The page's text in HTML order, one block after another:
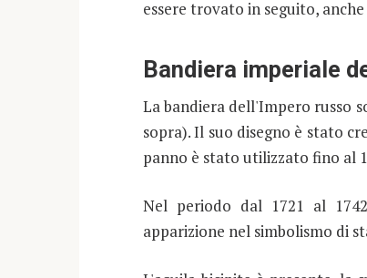
essere trovato in seguito,
Bandiera imperiale
La bandiera dell'Impero russo
sopra). Il suo disegno è stato
panno è stato utilizzato fino al
Nel periodo dal 1721 al
apparizione nel simbolismo di